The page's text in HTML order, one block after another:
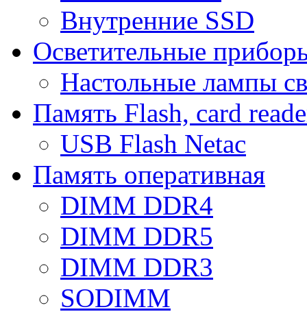
Внутренние SSD
Осветительные
Настольные лампы
Память Flash, card
USB Flash Netac
Память оперативная
DIMM DDR4
DIMM DDR5
DIMM DDR3
SODIMM